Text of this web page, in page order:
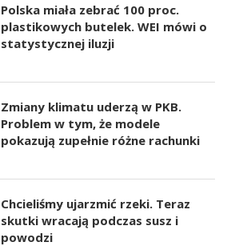
Polska miała zebrać 100 proc.
plastikowych butelek. WEI mówi o
statystycznej iluzji
Zmiany klimatu uderzą w PKB.
Problem w tym, że modele
pokazują zupełnie różne rachunki
Chcieliśmy ujarzmić rzeki. Teraz
skutki wracają podczas susz i
powodzi